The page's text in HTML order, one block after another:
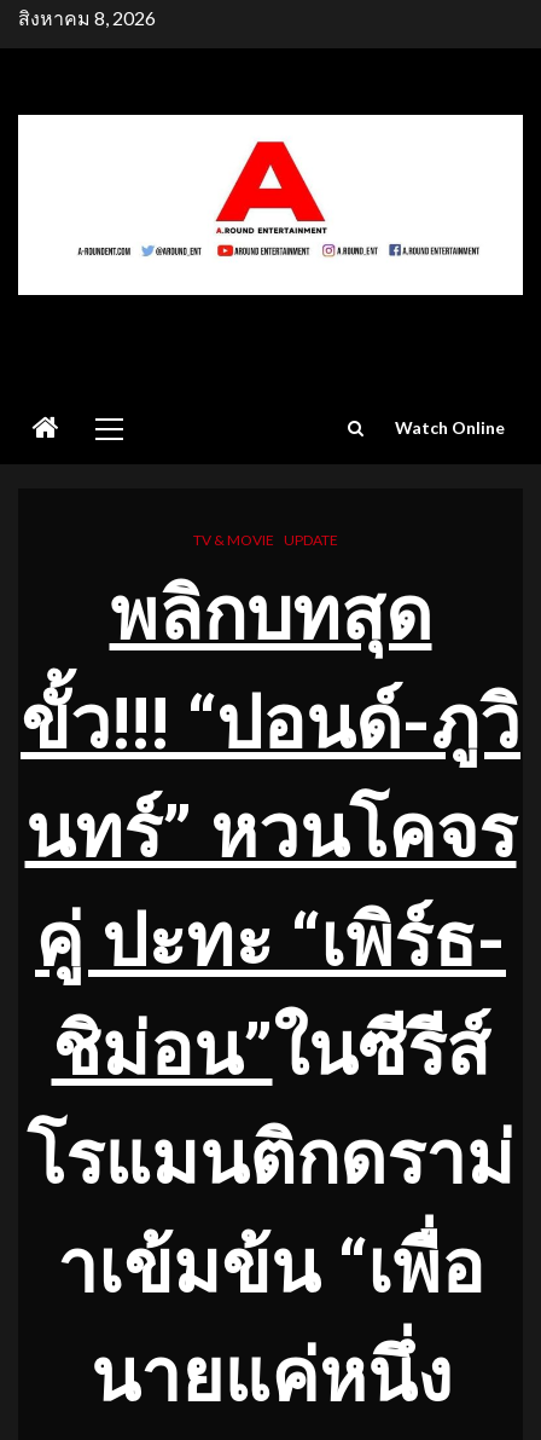
Skipสิงหาคม 8, 2026
Menu
Watch Online
TV & MOVIE UPDATE
พลิกบทสุด
ขั้ว!!! “ปอนด์-ภูวิ
นทร์” หวนโคจร
คู่ ปะทะ “เพิร์ธ-
ชิม่อน”ในซีรีส์
โรแมนติกดราม่
าเข้มข้น “เพื่อ
นายแค่หนึ่ง